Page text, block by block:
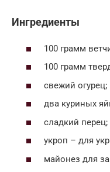
Ингредиенты
100 грамм
100 грамм
свежий огурец;
два куриных
сладкий перец;
укроп – для
майонез для